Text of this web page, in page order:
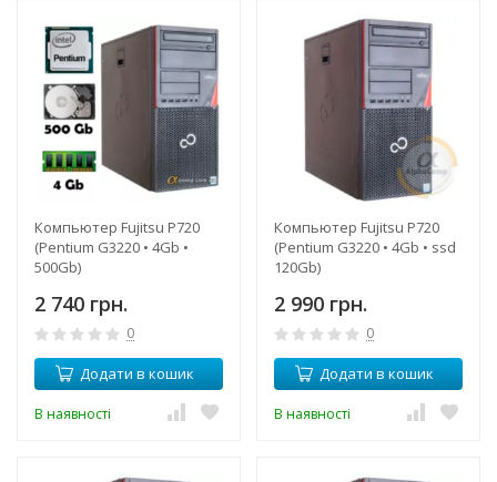
Компьютер Fujitsu P720
(Pentium G3220 • 4Gb •
500Gb)
2 740 грн.
0
Додати в кошик
В наявності
Компьютер Fujitsu P720
(Pentium G3220 • 4Gb • ssd
120Gb)
2 990 грн.
0
Додати в кошик
В наявності